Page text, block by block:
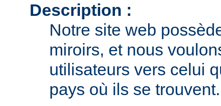
Description :
Notre site web
miroirs, et nous
utilisateurs vers celui
pays où ils se trouvent.